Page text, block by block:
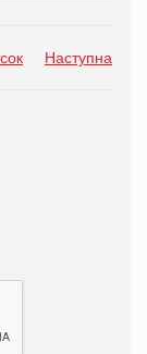
Наступна